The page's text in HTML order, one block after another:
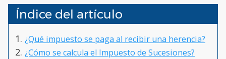
Índice del artículo
¿Qué impuesto se paga al recibir una herencia?
¿Cómo se calcula el Impuesto de Sucesiones?